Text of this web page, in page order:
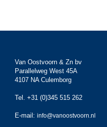
Van Oostvoorn & Zn bv
Parallelweg West 45A
4107 NA Culemborg
Tel. +31 (0)345 515 262
E-mail: info@vanoostvoorn.nl